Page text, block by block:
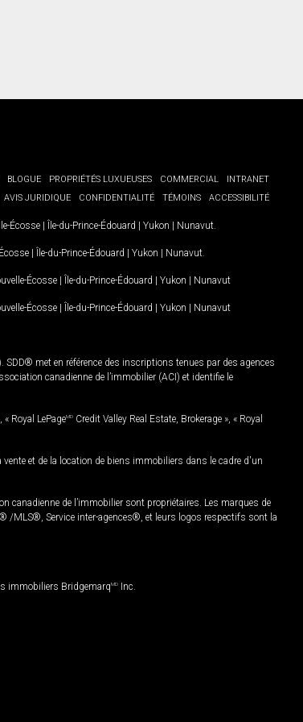
BLOGUE PROPRIÉTÉS LUXUEUSES COMMERCIAL
INTRANET
AVIS JURIDIQUE
CONFIDENTIALITÉ TÉMOINS ACCESSIBILITÉ
Écosse | Île-du-Prince-Édouard | Yukon | Nunavut
| Île-du-Prince-Édouard | Yukon | Nunavut
Écosse | Île-du-Prince-Édouard | Yukon | Nunavut
Écosse | Île-du-Prince-Édouard | Yukon | Nunavut
met en référence des inscriptions tenues par des agences
canadienne de l’immobilier (ACI) et identifie le
« Royal LePageMD Credit Valley Real Estate, Brokerage », « Royal
et de la location de biens immobiliers dans le cadre d'un
canadienne de l’immobilier sont propriétaires. Les marques de
/MLS®, Service inter-agences®, et leurs logos respectifs sont la
immobiliers BridgemarqMD Inc.